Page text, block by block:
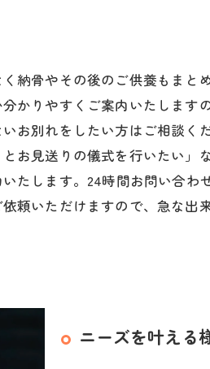
納骨やその後のご供養もまと
かりやすくご案内いたします
お別れをしたい方はご相談く
お見送りの儀式を行いたい」な
たします。24時間お問い合わ
頼いただけますので、急な出
ニーズを叶える